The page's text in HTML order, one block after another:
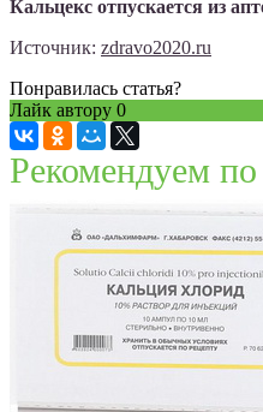
Кальцекс отпускается из
Источник: zdravo2020.ru
Понравилась статья?
Лайк автору 0
Рекомендуем